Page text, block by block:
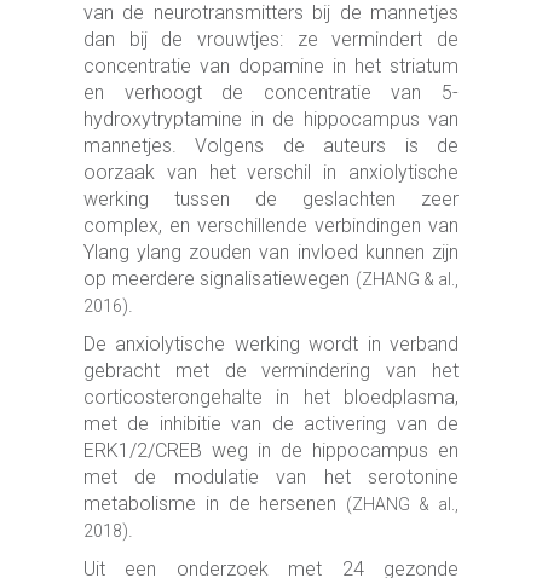
van de neurotransmitters bij de mannetjes
dan bij de vrouwtjes: ze vermindert de
concentratie van dopamine in het striatum
en verhoogt de concentratie van 5-
hydroxytryptamine in de hippocampus van
mannetjes. Volgens de auteurs is de
oorzaak van het verschil in anxiolytische
werking tussen de geslachten zeer
complex, en verschillende verbindingen van
Ylang ylang zouden van invloed kunnen zijn
op meerdere signalisatiewegen (ZHANG & al.,
2016).
De anxiolytische werking wordt in verband
gebracht met de vermindering van het
corticosterongehalte in het bloedplasma,
met de inhibitie van de activering van de
ERK1/2/CREB weg in de hippocampus en
met de modulatie van het serotonine
metabolisme in de hersenen
(ZHANG & al.,
2018).
Uit een onderzoek met 24 gezonde